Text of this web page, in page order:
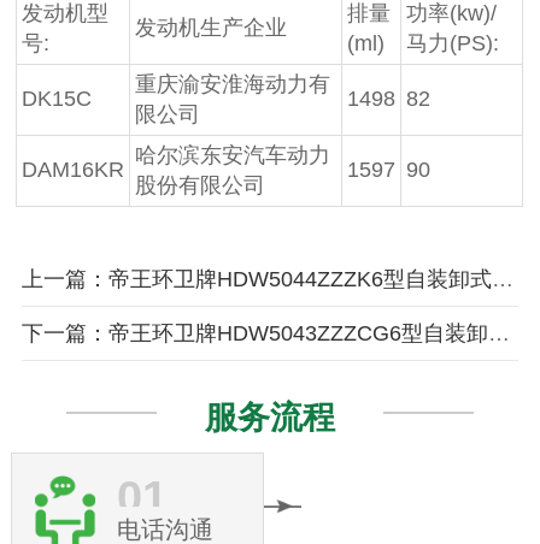
发动机型
号:
发动机生产企业
排量
(ml)
功率(kw)/
马力(PS):
DK15C
重庆渝安淮海动力有
限公司
1498 82
DAM16KR
哈尔滨东安汽车动力
股份有限公司
1597 90
上一篇：帝王环卫牌HDW5044ZZZK6型自装卸式垃圾车
下一篇：帝王环卫牌HDW5043ZZZCG6型自装卸式垃圾车
服务流程
01
电话沟通